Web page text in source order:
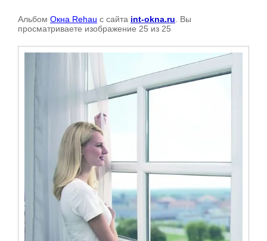
Альбом Окна Rehau с сайта int-okna.ru . Вы
просматриваете изображение 25 из 25